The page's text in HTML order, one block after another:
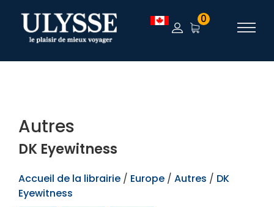
TEST 0
Autres
DK Eyewitness
Accueil de la librairie / Europe / Autres / DK
Eyewitness